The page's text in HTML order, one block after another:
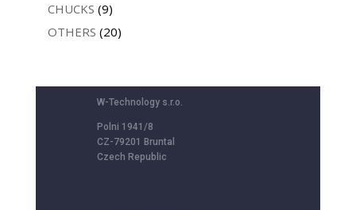
CHUCKS (9)
OTHERS (20)
W-Technology s.r.o.
Polni 1941/8
CZ-79201 Bruntal
Czech Republic